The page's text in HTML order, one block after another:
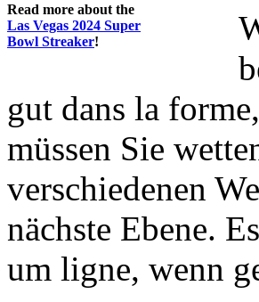
Read more about the
Las Vegas 2024 Super
Bowl Streaker!
gut dans la
müssen Sie
verschiedenen
nächste Ebene.
um ligne, wenn